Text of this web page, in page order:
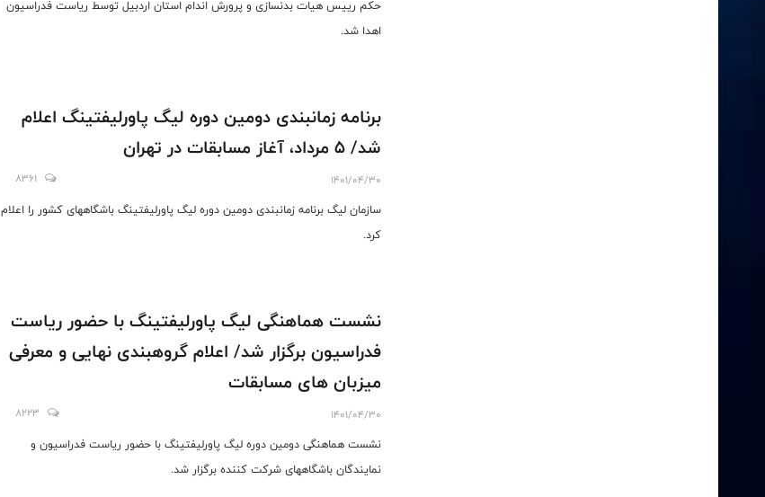
حکم رییس هیات بدنسازی و پرورش اندام استان اردبیل توسط ریاست فدراسیون
اهدا شد.
برنامه زمانبندی دومین دوره لیگ پاورلیفتینگ اعلام
شد/ 5 مرداد، آغاز مسابقات در تهران
1401/04/30
8361
سازمان لیگ برنامه زمانبندی دومین دوره لیگ پاورلیفتینگ باشگاههای کشور را اعلام
کرد.
نشست هماهنگی لیگ پاورلیفتینگ با حضور ریاست
فدراسیون برگزار شد/ اعلام گروهبندی نهایی و معرفی
میزبان های مسابقات
1401/04/30
8223
نشست هماهنگی دومین دوره لیگ پاورلیفتینگ با حضور ریاست فدراسیون و
نمایندگان باشگاههای شرکت کننده برگزار شد.